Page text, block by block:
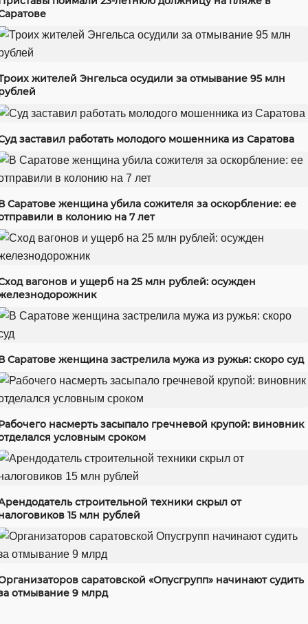
жителей Энгельса осудили за отмывание 95 млн
заставил работать молодого мошенника из Саратова
Саратове женщина убила сожителя за оскорбление: ее
в колонию на 7 лет
вагонов и ущерб на 25 млн рублей: осужден
Саратове женщина застрелила мужа из ружья: скоро суд
насмерть засыпало гречневой крупой: виновник
условным сроком
строительной техники скрыл от
15 млн рублей
саратовской «Опусгрупп» начинают судить
отмывание 9 млрд